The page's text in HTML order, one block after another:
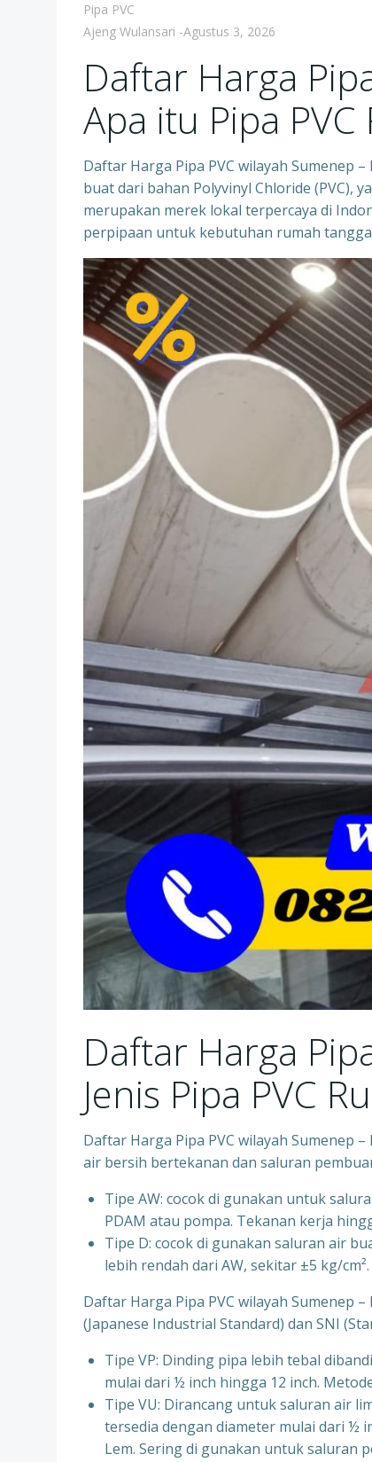
Pipa PVC
Ajeng Wulansari -Agustus 3, 2026
Daftar Harga
Apa itu Pipa PVC
Daftar Harga Pipa PVC wilayah Sumenep
buat dari bahan Polyvinyl Chloride (PVC),
merupakan merek lokal terpercaya di
perpipaan untuk kebutuhan rumah
Daftar Harga
Jenis Pipa PVC
Daftar Harga Pipa PVC wilayah Sumenep
air bersih bertekanan dan saluran
Tipe AW: cocok di gunakan untuk
PDAM atau pompa. Tekanan kerja
Tipe D: cocok di gunakan saluran air
lebih rendah dari AW, sekitar ±5 kg/
Daftar Harga Pipa PVC wilayah Sumenep –
(Japanese Industrial Standard) dan SNI
Tipe VP: Dinding pipa lebih tebal
mulai dari ½ inch hingga 12 inch.
Tipe VU: Dirancang untuk saluran air
tersedia dengan diameter mulai dari ½
Lem. Sering di gunakan untuk saluran